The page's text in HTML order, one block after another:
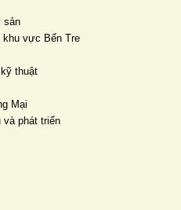
sản
khu vực Bến Tre
thuật
Mại
và phát triển